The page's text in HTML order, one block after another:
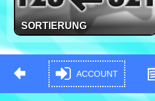
SORTIERUNG
ACCOUNT